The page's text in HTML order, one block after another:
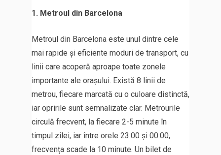
1. Metroul din Barcelona
Metroul din Barcelona este unul dintre cele
mai rapide și eficiente moduri de transport, cu
linii care acoperă aproape toate zonele
importante ale orașului. Există 8 linii de
metrou, fiecare marcată cu o culoare distinctă,
iar opririle sunt semnalizate clar. Metrourile
circulă frecvent, la fiecare 2-5 minute în
timpul zilei, iar între orele 23:00 și 00:00,
frecvența scade la 10 minute. Un bilet de